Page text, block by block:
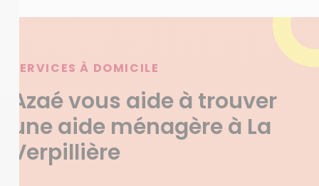
SERVICES À DOMICILE
Azaé vous aide à trouver
une aide ménagère à La
Verpillière